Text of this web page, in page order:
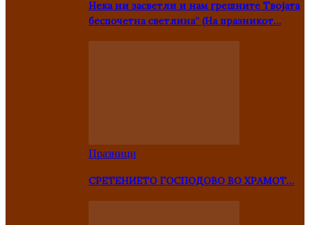
Нека ни засветли и нам грешните Твојата
беспочетна светлина” (На празникот…
Празници
СРЕТЕНИЕТО ГОСПОДОВО ВО ХРАМОТ…